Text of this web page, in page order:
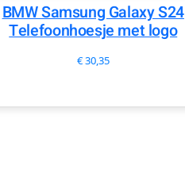
BMW Samsung Galaxy S24
Telefoonhoesje met logo
€30,35